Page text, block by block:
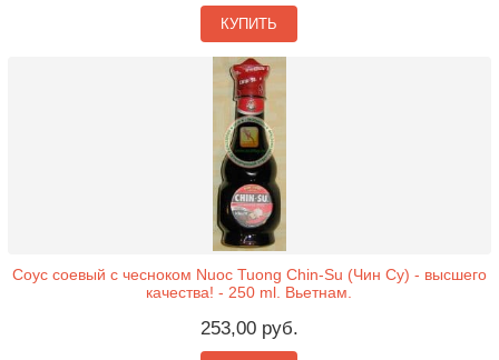
КУПИТЬ
Соус соевый с чесноком Nuoc Tuong Chin-Su (Чин Су) - высшего
качества! - 250 ml. Вьетнам.
253,00 руб.